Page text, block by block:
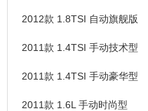
2012款 1.8TSI 自动旗舰版
2011款 1.4TSI 手动技术型
2011款 1.4TSI 手动豪华型
2011款 1.6L 手动时尚型